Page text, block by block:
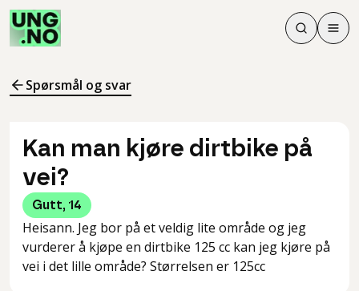
Søk
Søk
Meny
Spørsmål og svar
Kan man kjøre dirtbike på
vei?
Gutt, 14
Heisann. Jeg bor på et veldig lite område og jeg
vurderer å kjøpe en dirtbike 125 cc kan jeg kjøre på
vei i det lille område? Størrelsen er 125cc